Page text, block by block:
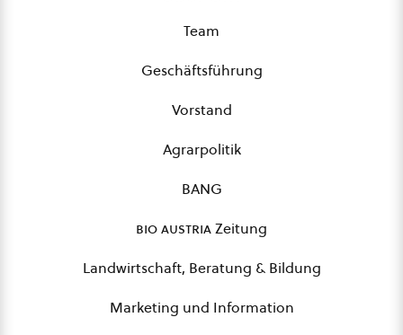
Team
Geschäftsführung
Vorstand
Agrarpolitik
BANG
bio austriaZeitung
Landwirtschaft, Beratung & Bildung
Marketing und Information